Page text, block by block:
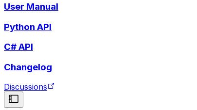
User Manual
Python API
C# API
Changelog
Discussions